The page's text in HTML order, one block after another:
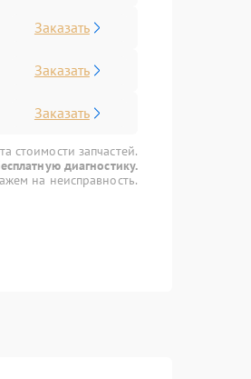
Заказать
Заказать
Заказать
стоимости запчастей.
диагностику.
на неисправность.